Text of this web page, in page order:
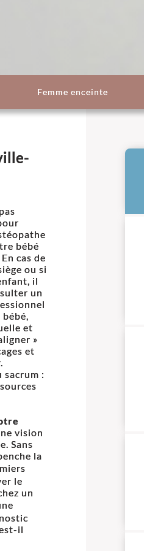
Femme enceinte
bébé
cas de
ou si
il
un
et
»
et
sacrum :
vision
Sans
la
le
un
il